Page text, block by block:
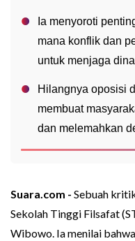
Ia menyoroti
mana konflik dan
untuk menjaga
Hilangnya oposisi
membuat
dan melemahkan
Suara.com - Sebuah
Sekolah Tinggi Filsafat
Wibowo. Ia menilai